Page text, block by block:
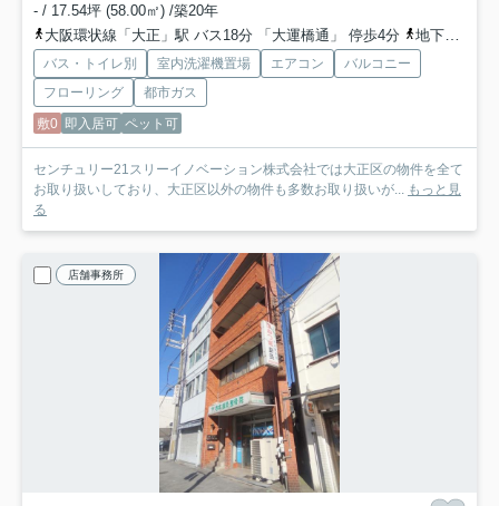
- / 17.54坪 (58.00㎡) /築20年
大阪環状線「大正」駅 バス18分 「大運橋通」 停歩4分
地下鉄千日前線「桜川」駅 バス24分 「大運橋通」 停歩4分
バス・トイレ別 室内洗濯機置場 エアコン
バルコニー
フローリング
都市ガス
敷0 即入居可 ペット可
センチュリー21スリーイノベーション株式会社では大正区の物件を全て
お取り扱いしており、大正区以外の物件も多数お取り扱いが... もっと見
る
店舗事務所